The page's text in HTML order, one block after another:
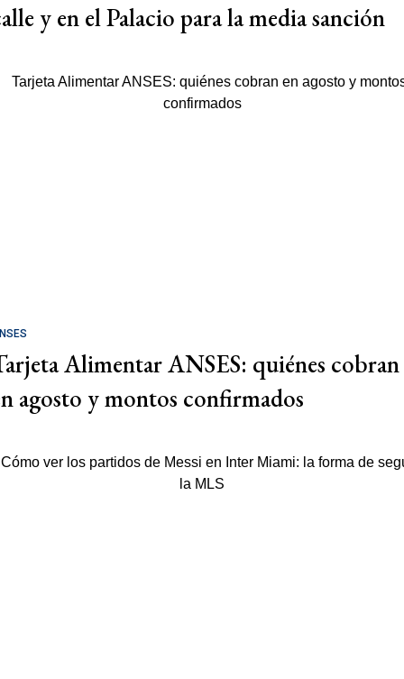
y en el Palacio para la media sanción
Alimentar ANSES: quiénes cobran
agosto y montos confirmados